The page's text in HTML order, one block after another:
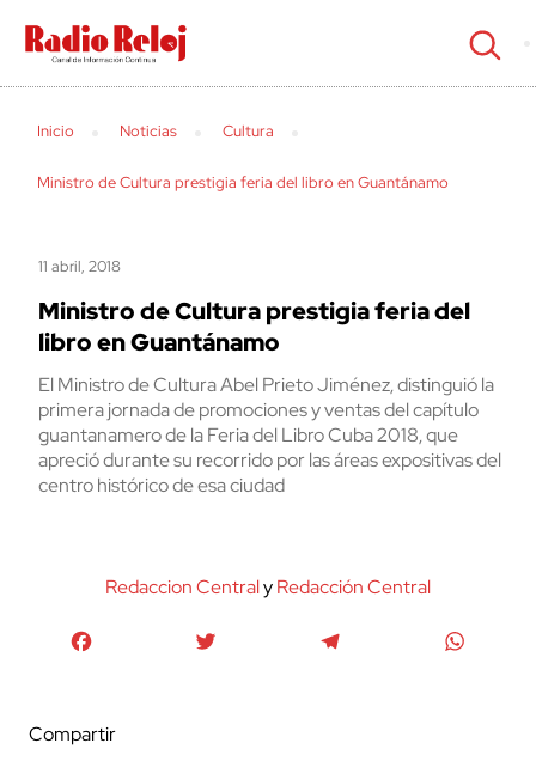
cerrar
Inicio Noticias Cultura
Ministro de Cultura prestigia feria del libro en Guantánamo
11 abril, 2018
Ministro de Cultura prestigia feria del
libro en Guantánamo
El Ministro de Cultura Abel Prieto Jiménez, distinguió la
primera jornada de promociones y ventas del capítulo
guantanamero de la Feria del Libro Cuba 2018, que
apreció durante su recorrido por las áreas expositivas del
centro histórico de esa ciudad
Redaccion CentralyRedacción Central
Compartir